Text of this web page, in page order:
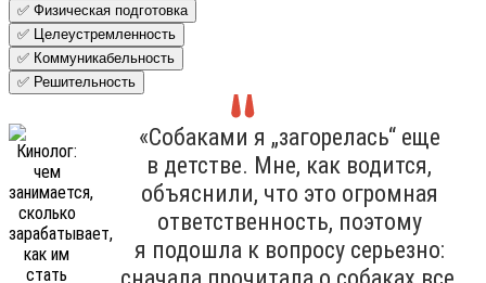
✅ Физическая подготовка
✅ Целеустремленность
✅ Коммуникабельность
✅ Решительность
«Собаками я „загорелась“ еще
в детстве. Мне, как водится,
объяснили, что это огромная
ответственность, поэтому
я подошла к вопросу серьезно: